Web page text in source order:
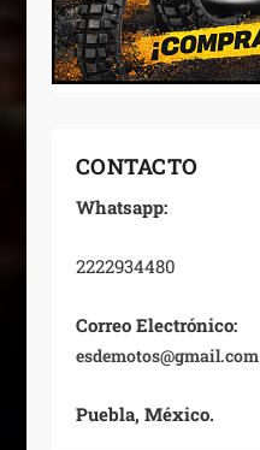
CONTACTO
Whatsapp:
2222934480
Correo Electrónico:
esdemotos@gmail.com
Puebla, México.